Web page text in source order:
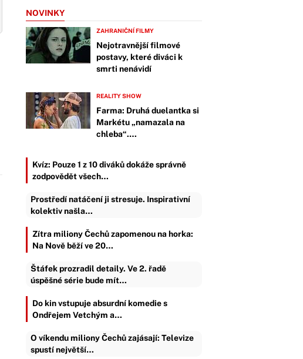
NOVINKY
ZAHRANIČNÍ FILMY
Nejotravnější filmové
postavy, které diváci k
smrti nenávidí
REALITY SHOW
Farma: Druhá duelantka si
Markétu „namazala na
chleba“.…
Kvíz: Pouze 1 z 10 diváků dokáže správně
zodpovědět všech…
Prostředí natáčení ji stresuje. Inspirativní
kolektiv našla…
Zítra miliony Čechů zapomenou na horka:
Na Nově běží ve 20…
Štáfek prozradil detaily. Ve 2. řadě
úspěšné série bude mít…
Do kin vstupuje absurdní komedie s
Ondřejem Vetchým a…
O víkendu miliony Čechů zajásají: Televize
spustí největší…